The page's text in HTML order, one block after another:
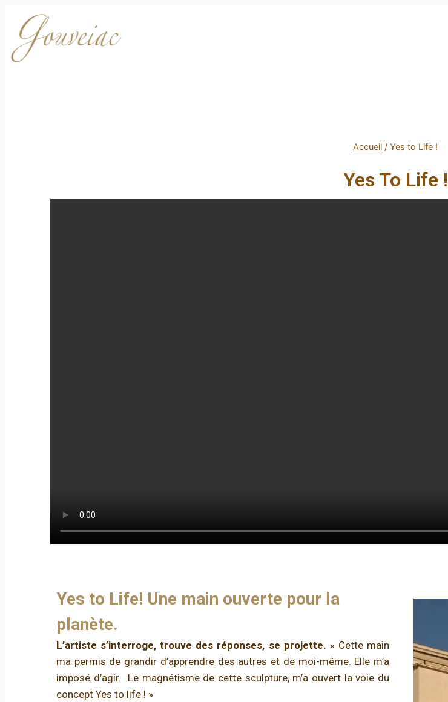
Accueil / Yes to Life !
Yes To Life !
Yes to Life! Une main ouverte pour la
planète.
L’artiste s’interroge, trouve des réponses, se projette. « Cette main
ma permis de grandir d’apprendre des autres et de moi-même. Elle m’a
imposé d’agir. Le magnétisme de cette sculpture, m’a ouvert la voie du
concept Yes to life ! »